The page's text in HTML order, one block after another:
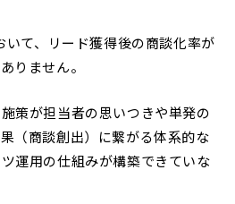
て、リード獲得後の商談化率が
りません。
策が担当者の思いつきや単発の
（商談創出）に繋がる体系的な
運用の仕組みが構築できていな